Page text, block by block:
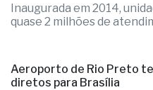
Inaugurada em 2014,
quase 2 milhões de
Aeroporto de Rio Preto
diretos para Brasília